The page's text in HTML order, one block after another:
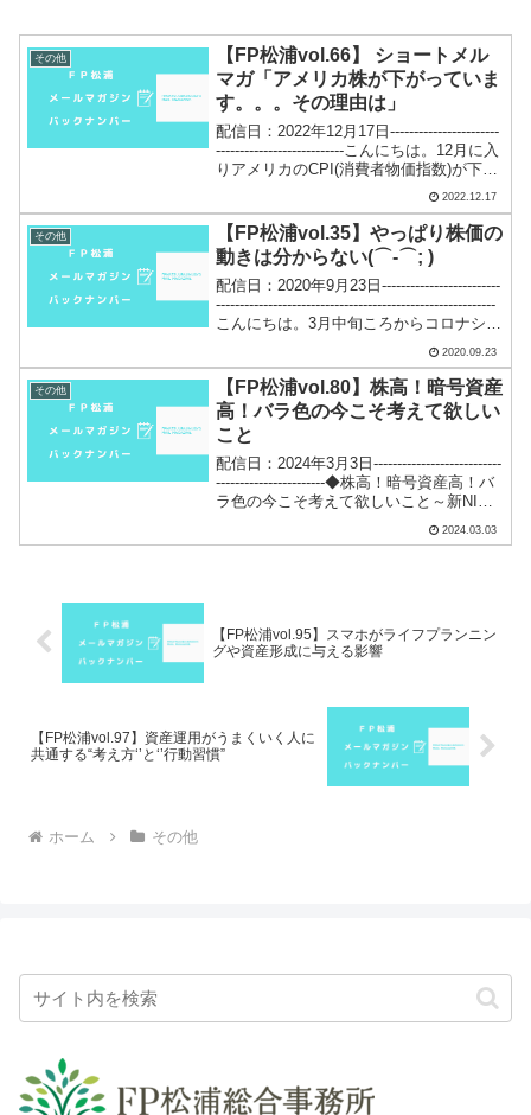
その他
【FP松浦vol.66】 ショートメル
マガ「アメリカ株が下がっていま
す。。。その理由は」
配信日：2022年12月17日-----------------------
---------------------------こんにちは。12月に入
りアメリカのCPI(消費者物価指数)が下が
2022.12.17
その他
【FP松浦vol.35】やっぱり株価の
動きは分からない(⌒-⌒; )
配信日：2020年9月23日-------------------------
-----------------------------------------------------------
こんにちは。3月中旬ころからコロナショ
2020.09.23
その他
【FP松浦vol.80】株高！暗号資産
高！バラ色の今こそ考えて欲しい
こと
配信日：2024年3月3日---------------------------
-----------------------◆株高！暗号資産高！バ
ラ色の今こそ考えて欲しいこと～新NISA
2024.03.03
【FP松浦vol.95】スマホがライフプランニン
グや資産形成に与える影響
【FP松浦vol.97】資産運用がうまくいく人に
共通する“考え方‘’と‘’行動習慣”
ホーム その他